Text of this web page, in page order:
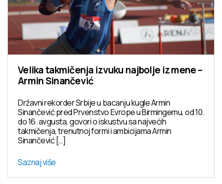
Velika takmičenja izvuku najbolje iz mene –
Armin Sinančević
Državni rekorder Srbije u bacanju kugle Armin
Sinančević pred Prvenstvo Evrope u Birmingemu, od 10.
do 16. avgusta, govori o iskustvu sa najvećih
takmičenja, trenutnoj formi i ambicijama Armin
Sinančević […]
Saznaj više